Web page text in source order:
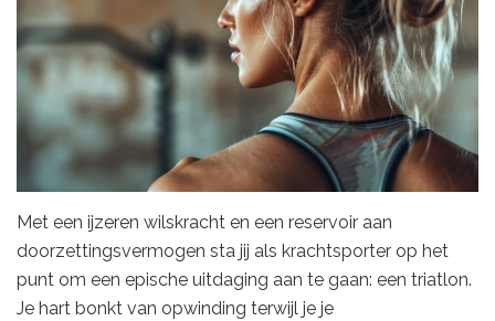
Met een ijzeren wilskracht en een reservoir aan
doorzettingsvermogen sta jij als krachtsporter op het
punt om een epische uitdaging aan te gaan: een triatlon.
Je hart bonkt van opwinding terwijl je je